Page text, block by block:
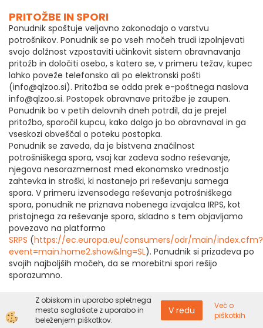
PRITOŽBE IN SPORI
Ponudnik spoštuje veljavno zakonodajo o varstvu
potrošnikov. Ponudnik se po vseh močeh trudi izpolnjevati
svojo dolžnost vzpostaviti učinkovit sistem obravnavanja
pritožb in določiti osebo, s katero se, v primeru težav, kupec
lahko poveže telefonsko ali po elektronski pošti
(info@qlzoo.si). Pritožba se odda prek e-poštnega naslova
info@qlzoo.si. Postopek obravnave pritožbe je zaupen.
Ponudnik bo v petih delovnih dneh potrdil, da je prejel
pritožbo, sporočil kupcu, kako dolgo jo bo obravnaval in ga
vseskozi obveščal o poteku postopka.
Ponudnik se zaveda, da je bistvena značilnost
potrošniškega spora, vsaj kar zadeva sodno reševanje,
njegova nesorazmernost med ekonomsko vrednostjo
zahtevka in stroški, ki nastanejo pri reševanju samega
spora. V primeru izvensodega reševanja potrošniškega
spora, ponudnik ne priznava nobenega izvajalca IRPS, kot
pristojnega za reševanje spora, skladno s tem objavljamo
povezavo na platformo
SRPS (https://ec.europa.eu/consumers/odr/main/index.cfm?
event=main.home2.show&lng=SL). Ponudnik si prizadeva po
svojih najboljših močeh, da se morebitni spori rešijo
sporazumno.
Navedena ureditev izhaja iz Zakona o izvensodnem
reševanju potrošniških sporov, Uredbe (EU) št. 524/2013
Evropskega parlamenta in Sveta o spletnem reševanju
Z obiskom in uporabo spletnega
mesta soglašate z uporabo in
beleženjem piškotkov.
V redu
Več o
piškotkih